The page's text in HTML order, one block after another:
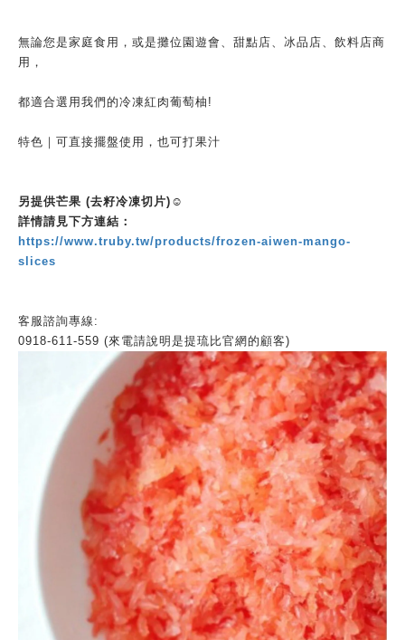
無論您是家庭食用，或是攤位園遊會、甜點店、冰品店、飲料店商
用，
都適合選用我們的冷凍紅肉葡萄柚!
特色｜可直接擺盤使用，也可打果汁
另提供芒果 (去籽冷凍切片) ☺️
詳情請見下方連結：
https://www.truby.tw/products/frozen-aiwen-mango-
slices
客服諮詢專線:
0918-611-559 (來電請說明是提琉比官網的顧客)